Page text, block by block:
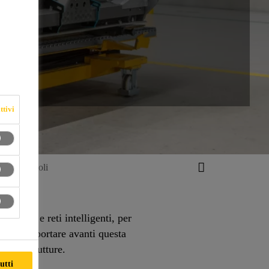
dei veicoli
e reti intelligenti, per
a portare avanti questa
infrastrutture.